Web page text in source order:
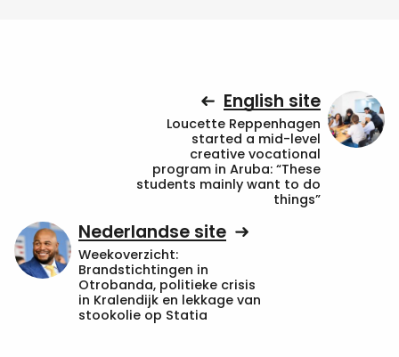
English site
Loucette Reppenhagen
started a mid-level
creative vocational
program in Aruba: “These
students mainly want to do
things”
Nederlandse site
Weekoverzicht:
Brandstichtingen in
Otrobanda, politieke crisis
in Kralendijk en lekkage van
stookolie op Statia